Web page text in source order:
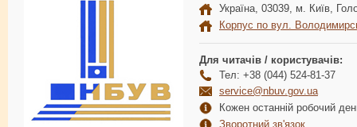
Україна, 03039, м. Київ,
Корпус по вул.
Для читачів / користувачів:
Тел: +38 (044) 524-81-37
service@nbuv.gov.ua
Кожен останній робочий
Зворотний зв'язок